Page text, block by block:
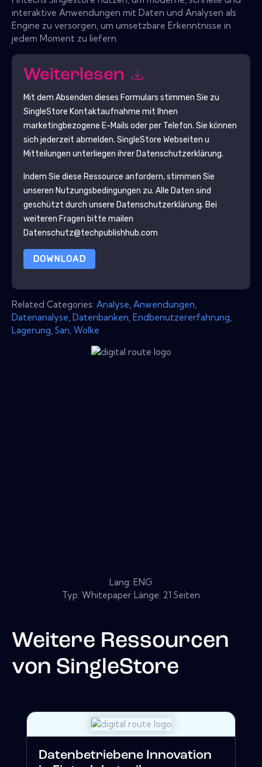
interaktive Anwendungen mit Daten und Analysen als
Engine zu versorgen, um umsetzbare Erkenntnisse in
jedem Moment zu liefern.
Weiterlesen
Mit dem Absenden dieses Formulars stimmen Sie zu
SingleStore Kontaktaufnahme mit Ihnen
marketingbezogene E-Mails oder per Telefon. Sie können
sich jederzeit abmelden. SingleStore Webseiten u
Mitteilungen unterliegen ihrer Datenschutzerklärung.
Indem Sie diese Ressource anfordern, stimmen Sie
unseren Nutzungsbedingungen zu. Alle Daten sind
geschützt durch unsere Datenschutzerklärung. Bei
weiteren Fragen bitte mailen
Datenschutz@techpublishhub.com
DOWNLOAD
Related Categories: Analyse Anwendungen
Datenanalyse Datenbanken Endbenutzererfahrung
Lagerung San Wolke
Lang: ENG
Typ: Whitepaper Länge: 21 Seiten
Weitere Ressourcen
von SingleStore
Datenbetriebene Innovation